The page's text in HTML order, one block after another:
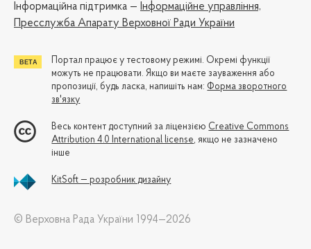
Iнформаційна підтримка — Інформаційне управління,
Пресслужба Апарату Верховної Ради України
Портал працює у тестовому режимі. Окремі функції
можуть не працювати. Якщо ви маєте зауваження або
пропозиції, будь ласка, напишіть нам: Форма зворотного
зв'язку
Весь контент доступний за ліцензією Creative Commons
Attribution 4.0 International license, якщо не зазначено
інше
KitSoft — розробник дизайну
© Верховна Рада України 1994—2026